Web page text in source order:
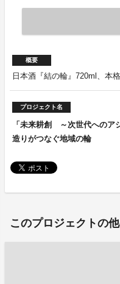
概要
日本酒『結の輪』720ml、本
プロジェクト名
「未来耕創 ～次世代への
造りがつなぐ地域の輪
このプロジェクトの